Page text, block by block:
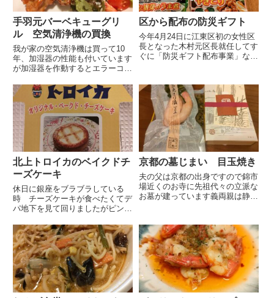
手羽元バーベキューグリ
ル 空気清浄機の買換
我が家の空気清浄機は買って10
年、加湿器の性能も付いています
が加湿器を作動するとエラーコー
能のみで使っています空気清浄機
は1年通して使いますが加湿器は
冬だけなので私としては別々の家
電が良いという感想です正直ど
ん...
区から配布の防災ギフト
今年4月24日に江東区初の女性区
長となった木村元区長就任してす
ぐに「防災ギフト配布事業」なる
タログに記載されていて期日まで
に申し込むといただけるとという
ことですカタログの1ページ目...
北上トロイカのベイクドチ
ーズケーキ
休日に銀座をブラブラしている
時 チーズケーキが食べたくてデ
パ地下を見て回りましたがピンと
いうことになりました先月山形県
に旅行に行った時に買ってきた米
沢牛のサラミが美味しくかったの
で山形県のアンテナショップ「お
い...
京都の墓じまい 目玉焼き
夫の父は京都の出身ですので錦市
場近くのお寺に先祖代々の立派な
お墓が建っています義両親は静岡
います前回 お墓をどうするかと
いう話し合いの時には私達がお墓
をみるということで決まりまし
た...